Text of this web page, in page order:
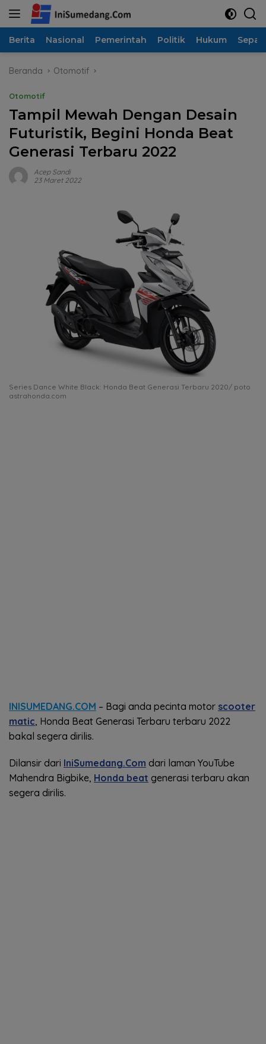
Langsung
Berita Nasional Pemerintah Politik Hukum
Beranda Otomotif
Otomotif
Tampil Mewah Dengan Desain
Futuristik, Begini Honda Beat
Generasi Terbaru 2022
Acep Sandi
23 Maret 2022
Series Dance White Black: Honda Beat Generasi Terbaru 2020/ poto
astrahonda.com
INISUMEDANG.COM – Bagi anda pecinta motor scooter
matic, Honda Beat Generasi Terbaru terbaru 2022
bakal segera dirilis.
Dilansir dari IniSumedang.Com dari laman YouTube
Mahendra Bigbike, Honda beat generasi terbaru akan
segera dirilis.